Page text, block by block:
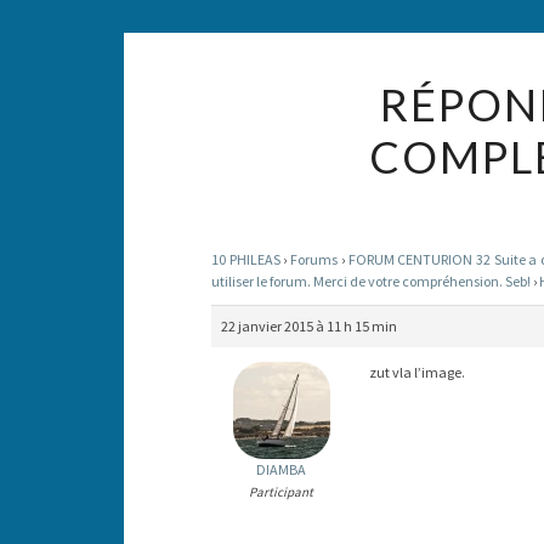
10 PHILEAS › Forums › FORUM CENTURION 32
utiliser le forum. Merci de votre compréhension. Seb! ›
22 janvier 2015 à 11 h 15 min
DIAMBA
Participant
zut vla l’image.